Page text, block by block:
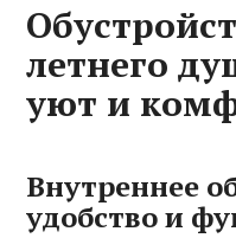
летнего
уют и
Внутреннее
удобство и